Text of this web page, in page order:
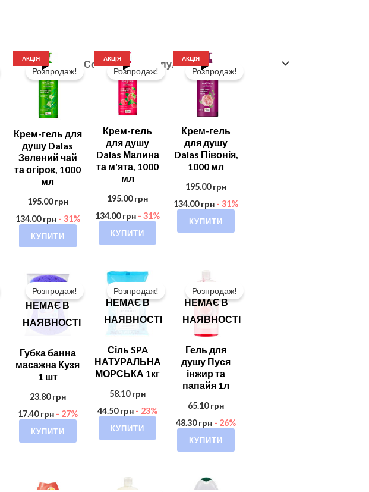
АКЦІЯ
Розпродаж!
Крем-гель для
душу Dalas
Зелений чай
та огірок, 1000
мл
195.00грн
134.00грн- 31%
КУПИТИ
АКЦІЯ
Розпродаж!
Крем-гель
для душу
Dalas Малина
та м'ята, 1000
мл
195.00грн
134.00грн - 31%
КУПИТИ
АКЦІЯ
Розпродаж!
Крем-гель
для душу
Dalas Півонія,
1000 мл
195.00грн
134.00грн - 31%
КУПИТИ
НЕМАЄ В
НАЯВНОСТІ
Розпродаж!
Губка банна
масажна Кузя
1 шт
23.80грн
17.40грн- 27%
КУПИТИ
НЕМАЄ В
НАЯВНОСТІ
Розпродаж!
Сіль SPA
НАТУРАЛЬНА
МОРСЬКА 1кг
58.10грн
44.50грн - 23%
КУПИТИ
НЕМАЄ В
НАЯВНОСТІ
Розпродаж!
Гель для
душу Пуся
інжир та
папайя 1л
65.10грн
48.30грн - 26%
КУПИТИ